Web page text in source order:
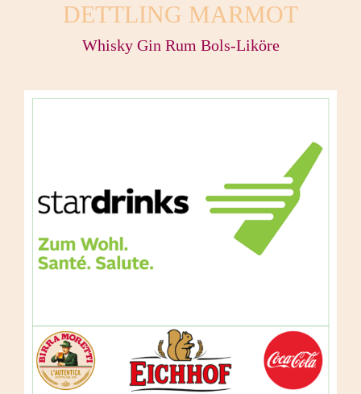
DETTLING MARMOT
Whisky Gin Rum Bols-Liköre